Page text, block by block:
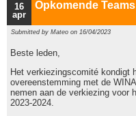
16
apr
Opkomende
Submitted by Mateo on 16/04/2023
Beste leden,
Het verkiezingscomité kondigt
overeenstemming met de
nemen aan de verkiezing voor
2023-2024.